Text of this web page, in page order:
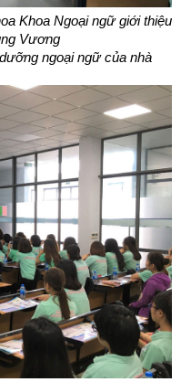
Khoa Ngoại ngữ giới thiệu
Vương
ngoại ngữ của nhà